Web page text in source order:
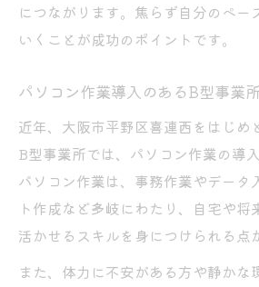
につながります。焦らず自分のペー
いくことが成功のポイントです。
パソコン作業導入のあるB型事業
近年、大阪市平野区喜連西をはじめ
B型事業所では、パソコン作業の導
パソコン作業は、事務作業やデータ
ト作成など多岐にわたり、自宅や将
活かせるスキルを身につけられる点
また、体力に不安がある方や静かな